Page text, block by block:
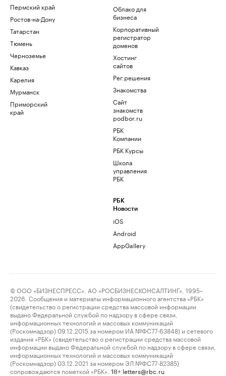
Пермский край
Ростов-на-Дону
Татарстан
Тюмень
Черноземье
Кавказ
Карелия
Мурманск
Приморский
край
Облако для
бизнеса
Корпоративный
регистратор
доменов
Хостинг
сайтов
Рег.решения
Знакомства
Сайт
знакомств
podbor.ru
РБК
Компании
РБК Курсы
Школа
управления
РБК
РБК
Новости
iOS
Android
AppGallery
© ООО «БИЗНЕСПРЕСС», АО «РОСБИЗНЕСКОНСАЛТИНГ», 1995–
2026. Сообщения и материалы информационного агентства «РБК»
(свидетельство о регистрации средства массовой информации
выдано Федеральной службой по надзору в сфере связи,
информационных технологий и массовых коммуникаций
(Роскомнадзор) 09.12.2015 за номером ИА №ФС77-63848) и сетевого
издания «РБК» (свидетельство о регистрации средства массовой
информации выдано Федеральной службой по надзору в сфере связи,
информационных технологий и массовых коммуникаций
(Роскомнадзор) 03.12.2021 за номером ЭЛ №ФС77-82385)
сопровождаются пометкой «РБК».
18+ letters@rbc.ru